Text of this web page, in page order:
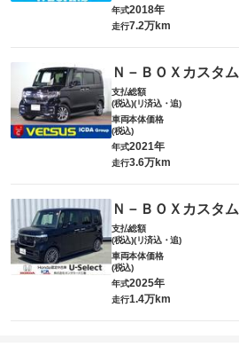
年式2018年
走行7.2万km
Ｎ－ＢＯＸカスタム
支払総額
(税込)(リ済込・追)
車両本体価格
(税込)
年式2021年
走行3.6万km
Ｎ－ＢＯＸカスタム
支払総額
(税込)(リ済込・追)
車両本体価格
(税込)
年式2025年
走行1.4万km